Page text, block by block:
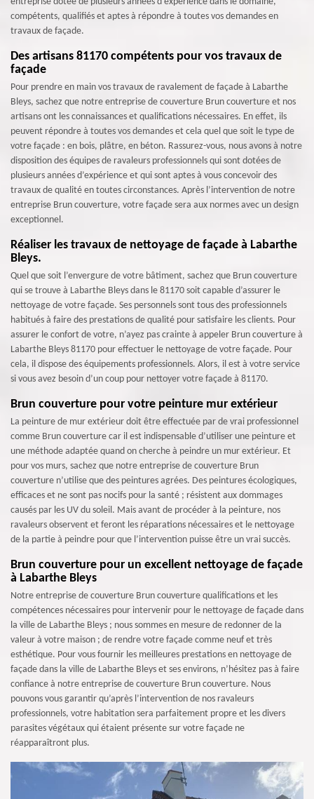
compétents, qualifiés et aptes à répondre à toutes vos demandes en
travaux de façade.
Des artisans 81170 compétents pour vos travaux de
façade
Pour prendre en main vos travaux de ravalement de façade à Labarthe
Bleys, sachez que notre entreprise de couverture Brun couverture et nos
artisans ont les connaissances et qualifications nécessaires. En effet, ils
peuvent répondre à toutes vos demandes et cela quel que soit le type de
votre façade : en bois, plâtre, en béton. Rassurez-vous, nous avons à notre
disposition des équipes de ravaleurs professionnels qui sont dotées de
plusieurs années d’expérience et qui sont aptes à vous concevoir des
travaux de qualité en toutes circonstances. Après l’intervention de notre
entreprise Brun couverture, votre façade sera aux normes avec un design
exceptionnel.
Réaliser les travaux de nettoyage de façade à Labarthe
Bleys.
Quel que soit l’envergure de votre bâtiment, sachez que Brun couverture
qui se trouve à Labarthe Bleys dans le 81170 soit capable d’assurer le
nettoyage de votre façade. Ses personnels sont tous des professionnels
habitués à faire des prestations de qualité pour satisfaire les clients. Pour
assurer le confort de votre, n’ayez pas crainte à appeler Brun couverture à
Labarthe Bleys 81170 pour effectuer le nettoyage de votre façade. Pour
cela, il dispose des équipements professionnels. Alors, il est à votre service
si vous avez besoin d’un coup pour nettoyer votre façade à 81170.
Brun couverture pour votre peinture mur extérieur
La peinture de mur extérieur doit être effectuée par de vrai professionnel
comme Brun couverture car il est indispensable d’utiliser une peinture et
une méthode adaptée quand on cherche à peindre un mur extérieur. Et
pour vos murs, sachez que notre entreprise de couverture Brun
couverture n’utilise que des peintures agrées. Des peintures écologiques,
efficaces et ne sont pas nocifs pour la santé ; résistent aux dommages
causés par les UV du soleil. Mais avant de procéder à la peinture, nos
ravaleurs observent et feront les réparations nécessaires et le nettoyage
de la partie à peindre pour que l’intervention puisse être un vrai succès.
Brun couverture pour un excellent nettoyage de façade
à Labarthe Bleys
Notre entreprise de couverture Brun couverture qualifications et les
compétences nécessaires pour intervenir pour le nettoyage de façade dans
la ville de Labarthe Bleys ; nous sommes en mesure de redonner de la
valeur à votre maison ; de rendre votre façade comme neuf et très
esthétique. Pour vous fournir les meilleures prestations en nettoyage de
façade dans la ville de Labarthe Bleys et ses environs, n’hésitez pas à faire
confiance à notre entreprise de couverture Brun couverture. Nous
pouvons vous garantir qu’après l’intervention de nos ravaleurs
professionnels, votre habitation sera parfaitement propre et les divers
parasites végétaux qui étaient présente sur votre façade ne
réapparaîtront plus.